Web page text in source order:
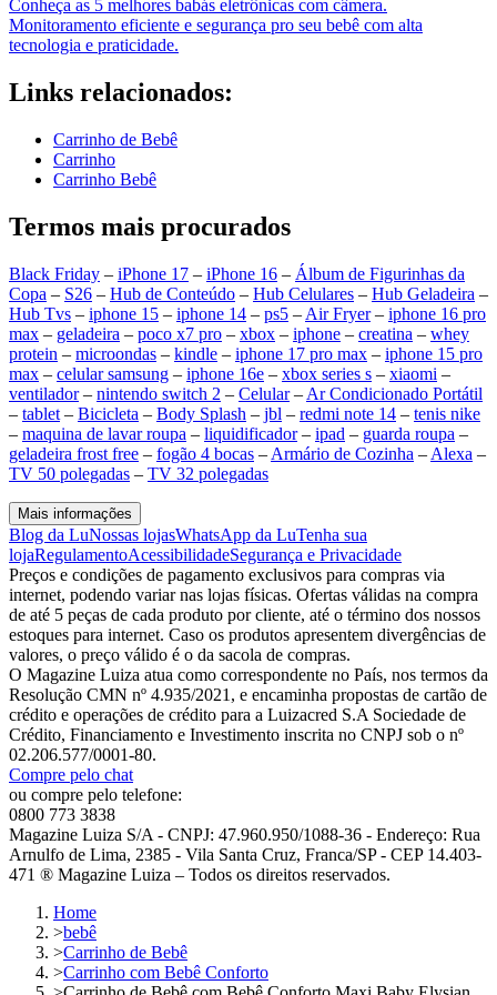
Conheça as 5 melhores babás eletrônicas com câmera.
Monitoramento eficiente e segurança pro seu bebê com alta
tecnologia e praticidade.
Links relacionados:
Carrinho de Bebê
Carrinho
Carrinho Bebê
Termos mais procurados
Black Friday – iPhone 17 – iPhone 16 – Álbum de Figurinhas da
Copa – S26 – Hub de Conteúdo – Hub Celulares – Hub Geladeira –
Hub Tvs – iphone 15 – iphone 14 – ps5 – Air Fryer– iphone 16 pro
max – geladeira – poco x7 pro – xbox – iphone – creatina – whey
protein – microondas – kindle – iphone 17 pro max – iphone 15 pro
max – celular samsung – iphone 16e – xbox series s – xiaomi –
ventilador– nintendo switch 2 – Celular– Ar Condicionado Portátil
– tablet – Bicicleta – Body Splash – jbl – redmi note 14 – tenis nike
– maquina de lavar roupa – liquidificador– ipad – guarda roupa –
geladeira frost free – fogão 4 bocas – Armário de Cozinha – Alexa –
TV 50 polegadas – TV 32 polegadas
Mais informações
Blog da LuNossas lojasWhatsApp da LuTenha sua
lojaRegulamentoAcessibilidadeSegurança e Privacidade
Preços e condições de pagamento exclusivos para compras via
internet, podendo variar nas lojas físicas. Ofertas válidas na compra
de até 5 peças de cada produto por cliente, até o término dos nossos
estoques para internet. Caso os produtos apresentem divergências de
valores, o preço válido é o da sacola de compras.
O Magazine Luiza atua como correspondente no País, nos termos da
Resolução CMN nº 4.935/2021, e encaminha propostas de cartão de
crédito e operações de crédito para a Luizacred S.A Sociedade de
Crédito, Financiamento e Investimento inscrita no CNPJ sob o nº
02.206.577/0001-80.
Compre pelo chat
ou compre pelo telefone:
0800 773 3838
Magazine Luiza S/A - CNPJ: 47.960.950/1088-36 - Endereço: Rua
Arnulfo de Lima, 2385 - Vila Santa Cruz, Franca/SP - CEP 14.403-
471 ® Magazine Luiza – Todos os direitos reservados.
Home
>bebê
>Carrinho de Bebê
>Carrinho com Bebê Conforto